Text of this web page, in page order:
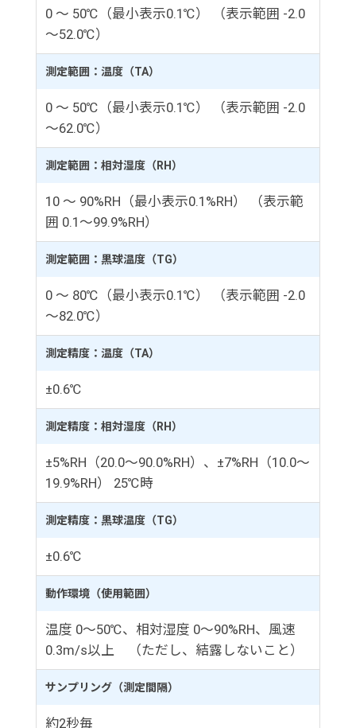
0 ～ 50℃（最小表示0.1℃） （表示範囲 -2.0
～52.0℃）
測定範囲：温度（TA）
0 ～ 50℃（最小表示0.1℃） （表示範囲 -2.0
～62.0℃）
測定範囲：相対湿度（RH）
10 ～ 90%RH（最小表示0.1%RH） （表示範
囲 0.1～99.9%RH）
測定範囲：黒球温度（TG）
0 ～ 80℃（最小表示0.1℃） （表示範囲 -2.0
～82.0℃）
測定精度：温度（TA）
±0.6℃
測定精度：相対湿度（RH）
±5%RH（20.0～90.0%RH）、±7%RH（10.0～
19.9%RH） 25℃時
測定精度：黒球温度（TG）
±0.6℃
動作環境（使用範囲）
温度 0～50℃、相対湿度 0～90%RH、風速
0.3m/s以上 （ただし、結露しないこと）
サンプリング（測定間隔）
約2秒毎